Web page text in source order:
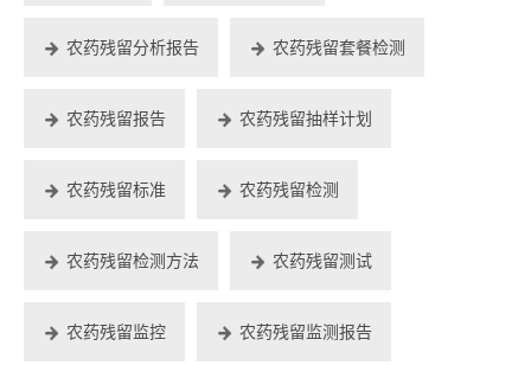
农药残留分析报告 农药残留套餐检测
农药残留报告 农药残留抽样计划
农药残留标准 农药残留检测
农药残留检测方法 农药残留测试
农药残留监控 农药残留监测报告